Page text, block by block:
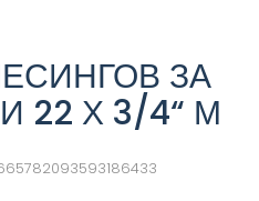
ЗА
22 Х 3/4“ М